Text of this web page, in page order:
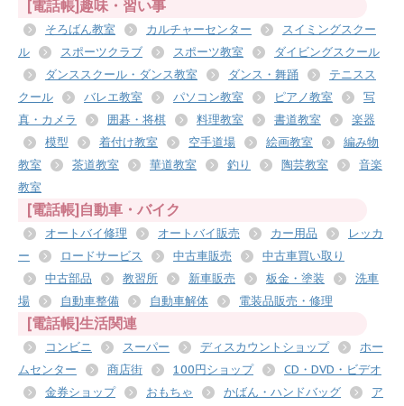
[電話帳]趣味・習い事
そろばん教室 カルチャーセンター
スイミングスクー
ル
スポーツクラブ スポーツ教室
ダイビングスクール
ダンススクール・ダンス教室
ダンス・舞踊
テニスス
クール
バレエ教室 パソコン教室 ピアノ教室
写
真・カメラ
囲碁・将棋 料理教室 書道教室
楽器
模型
着付け教室 空手道場 絵画教室
編み物
教室
茶道教室 華道教室 釣り 陶芸教室
音楽
教室
[電話帳]自動車・バイク
オートバイ修理 オートバイ販売 カー用品
レッカ
ー
ロードサービス 中古車販売
中古車買い取り
中古部品
教習所 新車販売 板金・塗装
洗車
場
自動車整備 自動車解体 電装品販売・修理
[電話帳]生活関連
コンビニ スーパー ディスカウントショップ
ホー
ムセンター
商店街 100円ショップ
CD・DVD・ビデオ
金券ショップ
おもちゃ かばん・ハンドバッグ
ア